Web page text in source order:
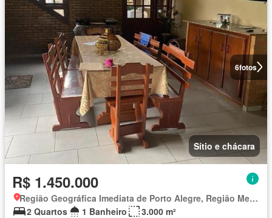
6fotos
Sítio e chácara
R$ 1.450.000
Região Geográfica Imediata de Porto Alegre, Região Metropolitana de Porto Alegre
2 Quartos
1 Banheiro
3.000 m²